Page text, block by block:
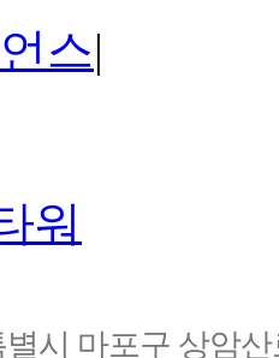
스|
워
시 마포구 상암